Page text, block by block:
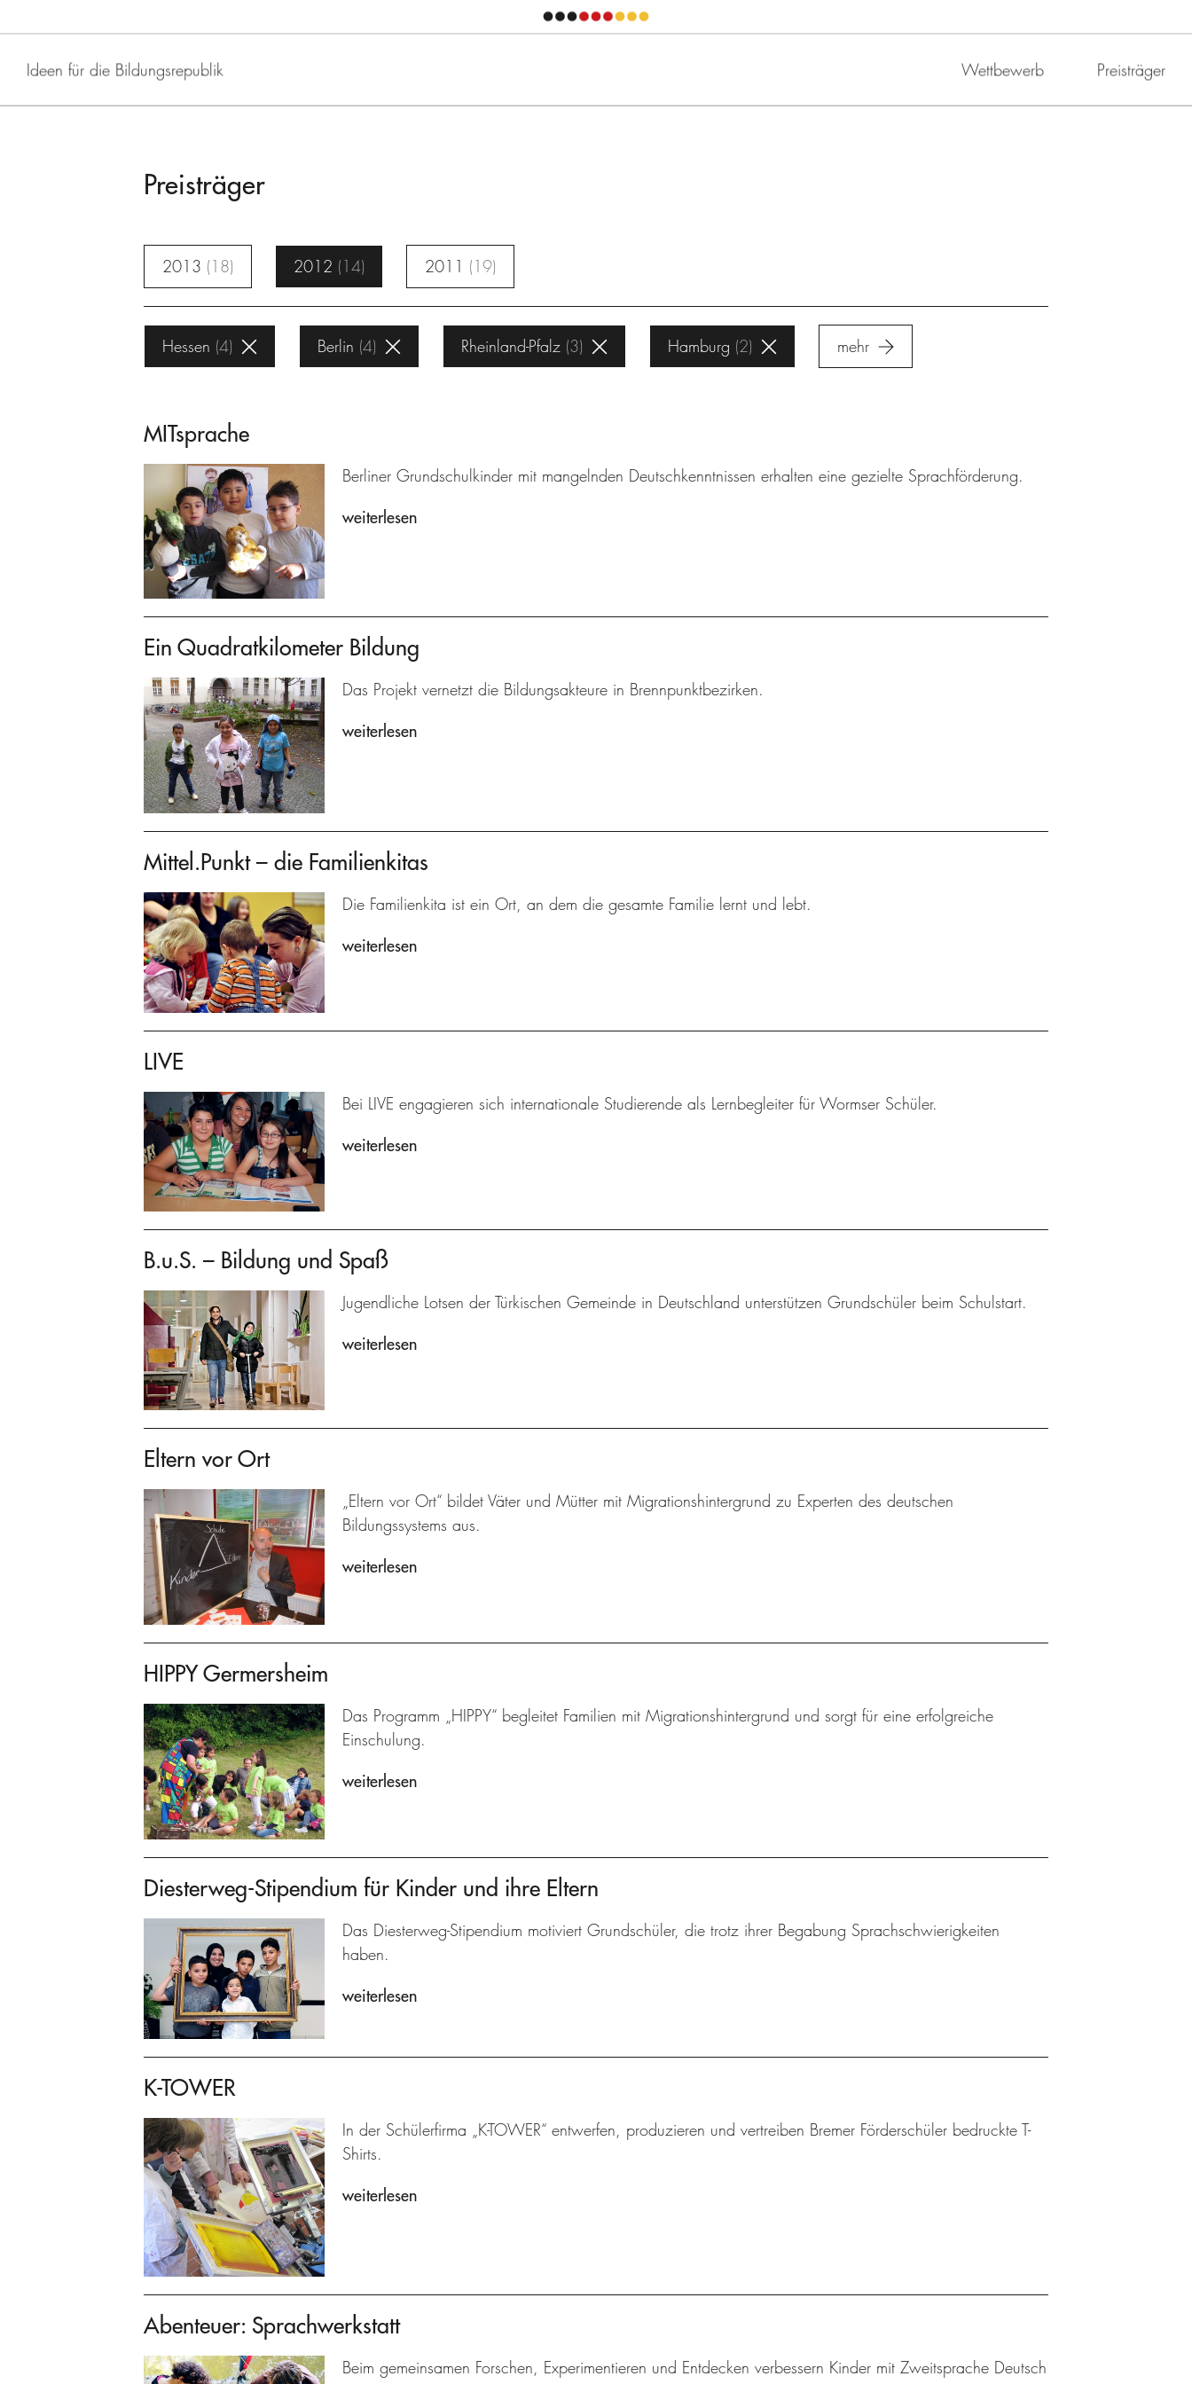
Ideen für die Bildungsrepublik Wettbewerb Preisträger
Preisträger
2013 18 2012 14 2011 19
Hessen 4 Berlin 4 Rheinland-Pfalz 3 Hamburg 2 mehr
MITsprache
Berliner Grundschulkinder mit mangelnden Deutschkenntnissen erhalten eine gezielte Sprachförderung.
weiterlesen
Ein Quadratkilometer Bildung
Das Projekt vernetzt die Bildungsakteure in Brennpunktbezirken.
weiterlesen
Mittel.Punkt – die Familienkitas
Die Familienkita ist ein Ort, an dem die gesamte Familie lernt und lebt.
weiterlesen
LIVE
Bei LIVE engagieren sich internationale Studierende als Lernbegleiter für Wormser Schüler.
weiterlesen
B.u.S. – Bildung und Spaß
Jugendliche Lotsen der Türkischen Gemeinde in Deutschland unterstützen Grundschüler beim Schulstart.
weiterlesen
Eltern vor Ort
„Eltern vor Ort“ bildet Väter und Mütter mit Migrationshintergrund zu Experten des deutschen
Bildungssystems aus.
weiterlesen
HIPPY Germersheim
Das Programm „HIPPY“ begleitet Familien mit Migrationshintergrund und sorgt für eine erfolgreiche
Einschulung.
weiterlesen
Diesterweg-Stipendium für Kinder und ihre Eltern
Das Diesterweg-Stipendium motiviert Grundschüler, die trotz ihrer Begabung Sprachschwierigkeiten
haben.
weiterlesen
K-TOWER
In der Schülerfirma „K-TOWER“ entwerfen, produzieren und vertreiben Bremer Förderschüler bedruckte T-
Shirts.
weiterlesen
Abenteuer: Sprachwerkstatt
Beim gemeinsamen Forschen, Experimentieren und Entdecken verbessern Kinder mit Zweitsprache Deutsch